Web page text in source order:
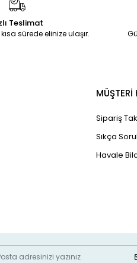
Teslimat
sürede elinize ulaşır.
MÜŞTERİ
Sipariş
Sıkça
Havale